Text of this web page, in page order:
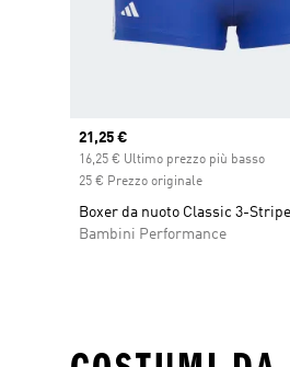
Current price
21,25 €
16,25 € Ultimo prezzo più basso
25 € Prezzo originale
Boxer da nuoto Classic 3-
Bambini Performance